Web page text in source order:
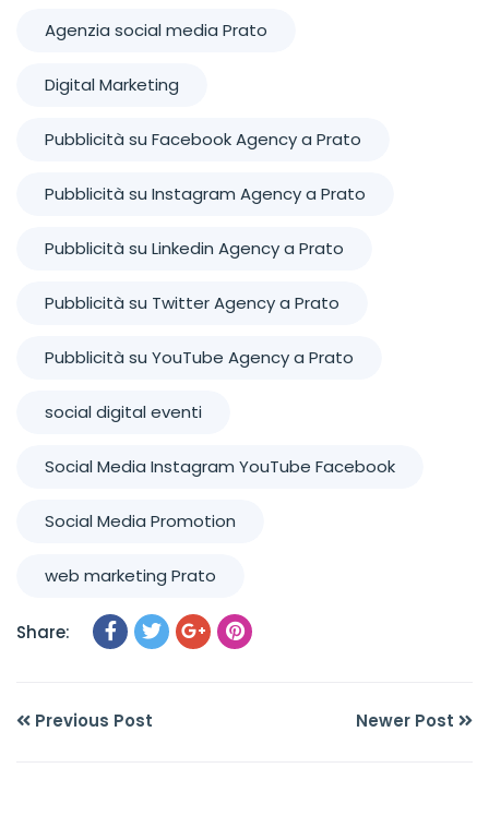
Agenzia social media Prato
Digital Marketing
Pubblicità su Facebook Agency a Prato
Pubblicità su Instagram Agency a Prato
Pubblicità su Linkedin Agency a Prato
Pubblicità su Twitter Agency a Prato
Pubblicità su YouTube Agency a Prato
social digital eventi
Social Media Instagram YouTube Facebook
Social Media Promotion
web marketing Prato
Share:
Previous Post Newer Post